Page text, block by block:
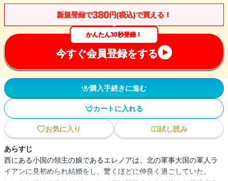
新規登録で380円(税込)で買える！
かんたん30秒登録！
今すぐ会員登録をする
購入手続きに進む
カートに入れる
お気に入り 試し読み
あらすじ
西にある小国の領主の娘であるエレノアは、北の軍事大国の軍人ラ
イアンに見初められ結婚をし、驚くほどに仲良く過ごしていた。